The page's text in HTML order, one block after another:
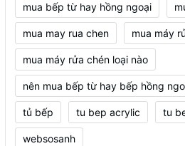
mua bếp từ hay hồng ngoại
mua may rua chen mua máy
mua máy rửa chén loại nào
nên mua bếp từ hay bếp hồng
tủ bếp tu bep acrylic tu
websosanh